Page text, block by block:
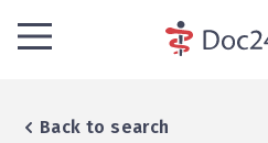
Back to search